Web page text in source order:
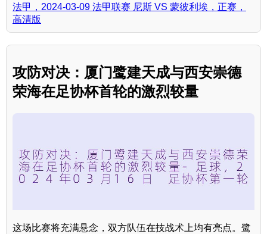
法甲，2024-03-09 法甲联赛 尼斯 VS 蒙彼利埃，正赛，
高清版
攻防对决：厦门鹭建天成与西安崇德
荣海在足协杯首轮的激烈较量
这场比赛将充满悬念，双方队伍在技战术上均有亮点。鹭